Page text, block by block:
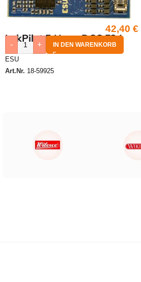
LokPilot 5 Nano DCC E24
ESU
Art.Nr. 18-59925
42,40€
-
+ IN DEN WARENKORB